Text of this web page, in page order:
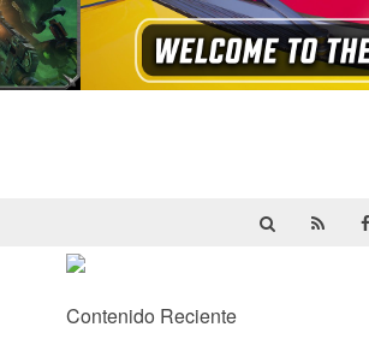
Contenido Reciente